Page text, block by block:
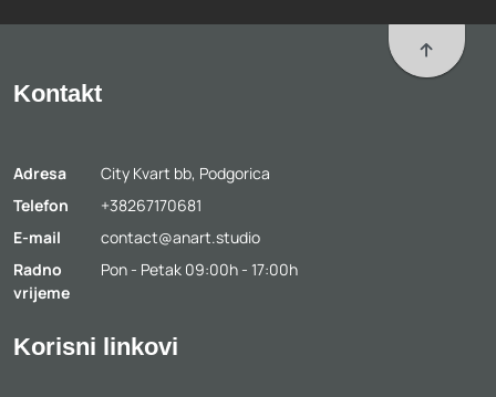
Kontakt
Adresa
City Kvart bb, Podgorica
Telefon
+38267170681
E-mail
contact@anart.studio
Radno
vrijeme
Pon - Petak 09:00h - 17:00h
Korisni linkovi
To top